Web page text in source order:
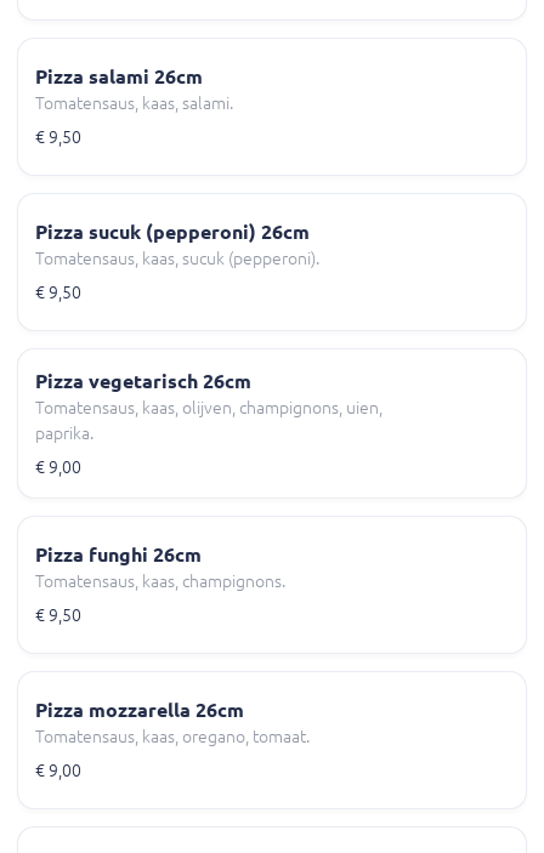
Pizza salami 26cm
Tomatensaus, kaas, salami.
€ 9,50
Pizza sucuk (pepperoni) 26cm
Tomatensaus, kaas, sucuk (pepperoni).
€ 9,50
Pizza vegetarisch 26cm
Tomatensaus, kaas, olijven, champignons, uien,
paprika.
€ 9,00
Pizza funghi 26cm
Tomatensaus, kaas, champignons.
€ 9,50
Pizza mozzarella 26cm
Tomatensaus, kaas, oregano, tomaat.
€ 9,00